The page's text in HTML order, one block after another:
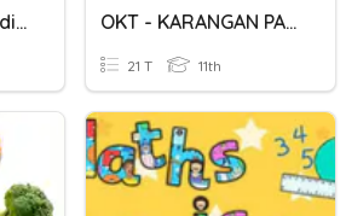
(020920) Membandingkan Dan Mengurutkan Pecahan OKT - KARANGAN PANJANG
21 T 11th